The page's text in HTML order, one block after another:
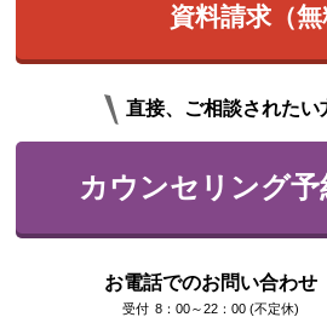
資料請求（無
直接、ご相談されたい
カウンセリング予
お電話でのお問い合わせ
8：00～22：00 (不定休)